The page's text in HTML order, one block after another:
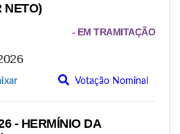
NETO)
- EM TRAMITAÇÃO
Votação Nominal
- HERMÍNIO DA